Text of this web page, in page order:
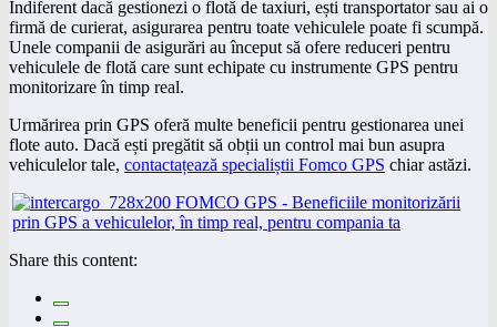
Indiferent dacă gestionezi o flotă de taxiuri, ești transportator sau ai o
firmă de curierat, asigurarea pentru toate vehiculele poate fi scumpă.
Unele companii de asigurări au început să ofere reduceri pentru
vehiculele de flotă care sunt echipate cu instrumente GPS pentru
monitorizare în timp real.
Urmărirea prin GPS oferă multe beneficii pentru gestionarea unei
flote auto. Dacă ești pregătit să obții un control mai bun asupra
vehiculelor tale, contactațează specialiștii Fomco GPS chiar astăzi.
Share this content: